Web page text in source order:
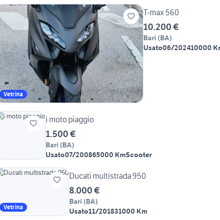
Vetrina
T-max 560
10.200 €
Bari (BA)
Usato06/202410000
i moto piaggio
1.500 €
Bari (BA)
Usato07/200865000 KmScooter
Vetrina
Ducati multistrada 950
8.000 €
Bari (BA)
Usato11/201831000 Km